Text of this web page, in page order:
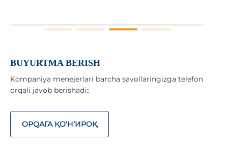
BUYURTMA BERISH
Kompaniya menejerlari barcha savollaringizga telefon
orqali javob berishadi::
ОРQАГА ҚO‘Н‘ИРОҚ